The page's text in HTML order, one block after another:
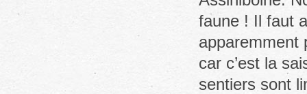
faune ! Il faut
apparemment
car c’est la
sentiers sont